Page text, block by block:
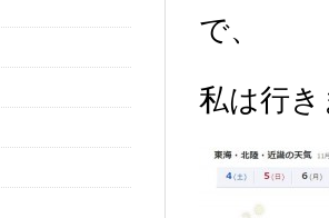
で、
私は行